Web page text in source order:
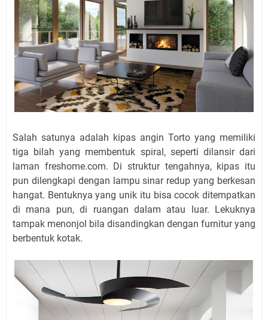
Salah satunya adalah kipas angin Torto yang memiliki
tiga bilah yang membentuk spiral, seperti dilansir dari
laman freshome.com. Di struktur tengahnya, kipas itu
pun dilengkapi dengan lampu sinar redup yang berkesan
hangat. Bentuknya yang unik itu bisa cocok ditempatkan
di mana pun, di ruangan dalam atau luar. Lekuknya
tampak menonjol bila disandingkan dengan furnitur yang
berbentuk kotak.